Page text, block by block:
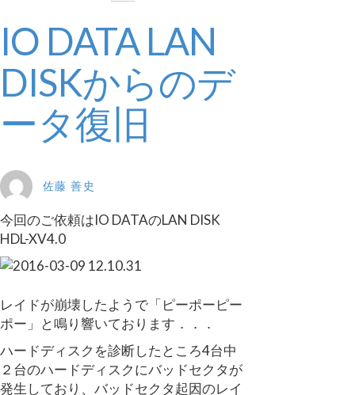
IO DATA LAN
DISKからのデ
ータ復旧
佐藤 善史
今回のご依頼はIO DATAのLAN DISK
HDL-XV4.0
レイドが崩壊したようで「ピーポーピー
ポー」と鳴り響いております．．．
ハードディスクを診断したところ4台中
２台のハードディスクにバッドセクタが
発生しており、バッドセクタ起因のレイ